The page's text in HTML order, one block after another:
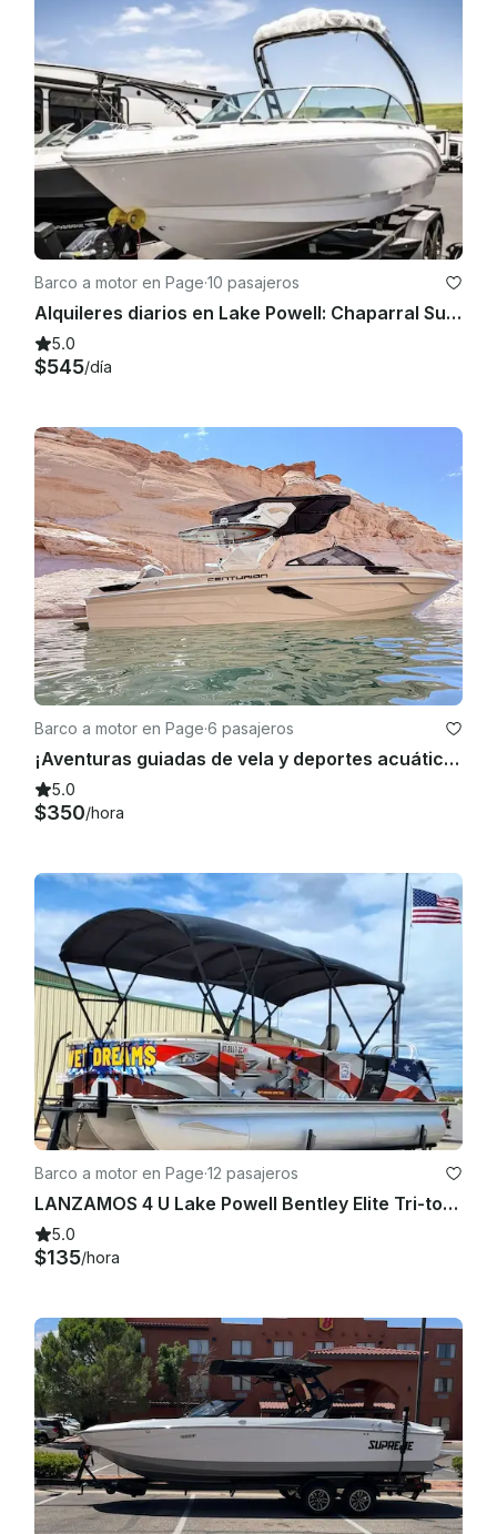
Barco a motor en Page·10 pasajeros
Alquileres diarios en Lake Powell: Chaparral Surf 2022
5.0
$545/día
Barco a motor en Page·6 pasajeros
¡Aventuras guiadas de vela y deportes acuáticos, natación y hermosas vistas!
5.0
$350/hora
Barco a motor en Page·12 pasajeros
LANZAMOS 4 U Lake Powell Bentley Elite Tri-toon 200 HP Merc Tube/Wakeboard de 22 pies
5.0
$135/hora